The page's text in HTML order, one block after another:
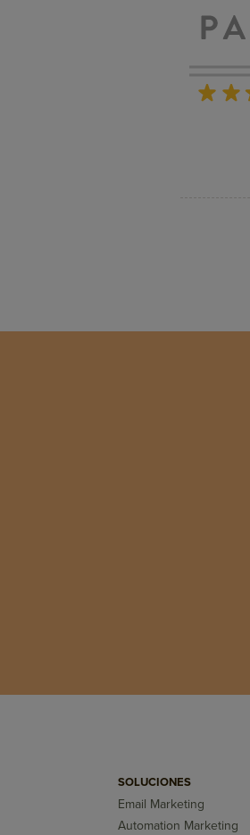
SOLUCIONES
Email Marketing
Automation Marketing